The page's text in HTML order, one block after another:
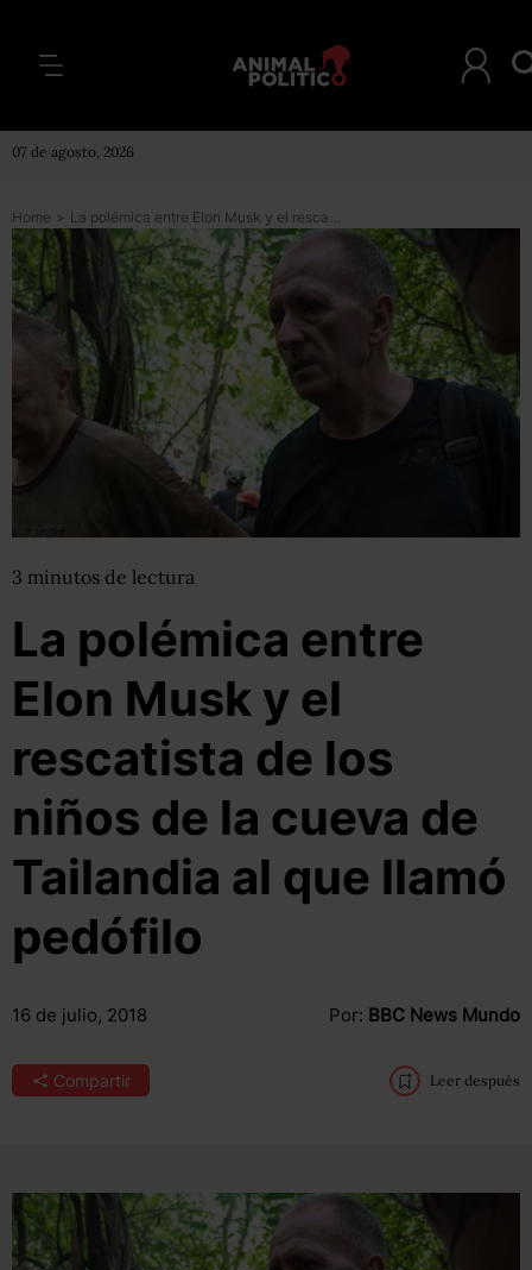
07 de agosto, 2026
Home > La polémica entre Elon Musk y el rescatista de los niños de la cueva de Tailandia al que llamó pedófilo
3 minutos de lectura
La polémica entre
Elon Musk y el
rescatista de los
niños de la cueva de
Tailandia al que llamó
pedófilo
16 de julio, 2018 Por: BBC News Mundo
Compartir Leer después